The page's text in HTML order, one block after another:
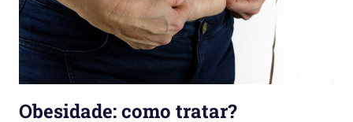
Obesidade: como tratar?